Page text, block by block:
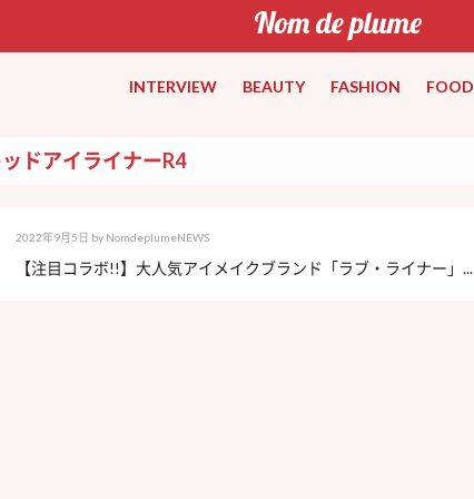
INTERVIEW BEAUTY FASHION FOOD
ドアイライナーR4
2022年9月5日 by NomdeplumeNEWS
【注目コラボ!!】大人気アイメイクブランド「ラブ・ライナー」...